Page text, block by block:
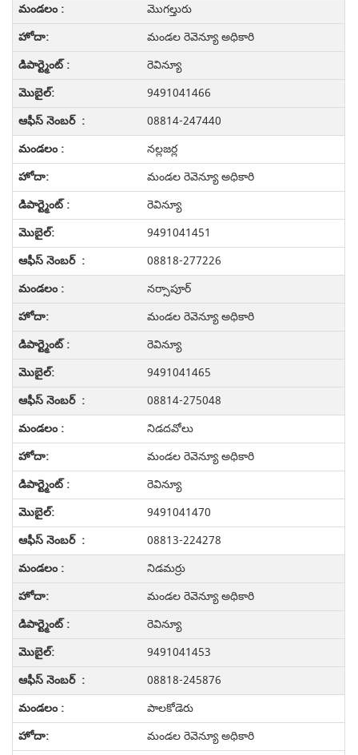
మొగల్తురు
మండల రెవెన్యూ అధికారి
రెవిన్యూ
9491041466
08814-247440
నల్లజర్ల
మండల రెవెన్యూ అధికారి
రెవిన్యూ
9491041451
08818-277226
నర్సాపూర్
మండల రెవెన్యూ అధికారి
రెవిన్యూ
9491041465
08814-275048
నిడదవోలు
మండల రెవెన్యూ అధికారి
రెవిన్యూ
9491041470
08813-224278
నిడమర్రు
మండల రెవెన్యూ అధికారి
రెవిన్యూ
9491041453
08818-245876
పాలకోడెరు
మండల రెవెన్యూ అధికారి